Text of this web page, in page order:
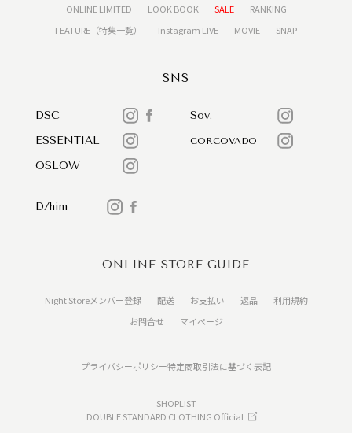
ONLINE LIMITED
LOOK BOOK SALE
RANKING
FEATURE（特集一覧）
Instagram LIVE MOVIE SNAP
SNS
DSC
Sov.
ESSENTIAL
CORCOVADO
OSLOW
D/him
ONLINE STORE GUIDE
Night Storeメンバー登録 配送 お支払い 返品
利用規約
お問合せ
マイページ
プライバシーポリシー特定商取引法に基づく表記
SHOPLIST
DOUBLE STANDARD CLOTHING Official